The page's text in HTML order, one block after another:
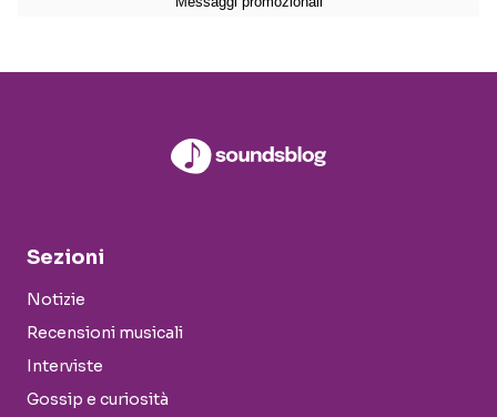
Sezioni
Notizie
Recensioni musicali
Interviste
Gossip e curiosità